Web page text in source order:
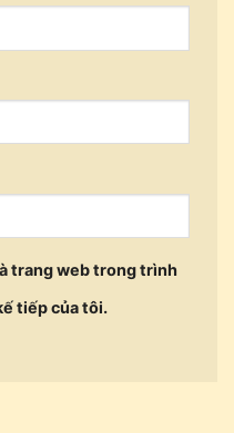
trang web trong trình
tiếp của tôi.